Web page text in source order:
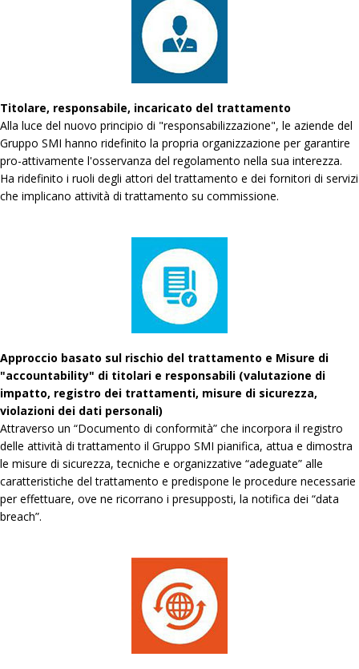
Titolare, responsabile, incaricato del trattamento
Alla luce del nuovo principio di "responsabilizzazione", le aziende del
Gruppo SMI hanno ridefinito la propria organizzazione per garantire
pro-attivamente l'osservanza del regolamento nella sua interezza.
Ha ridefinito i ruoli degli attori del trattamento e dei fornitori di servizi
che implicano attività di trattamento su commissione.
Approccio basato sul rischio del trattamento e Misure di
"accountability" di titolari e responsabili (valutazione di
impatto, registro dei trattamenti, misure di sicurezza,
violazioni dei dati personali)
Attraverso un “Documento di conformità” che incorpora il registro
delle attività di trattamento il Gruppo SMI pianifica, attua e dimostra
le misure di sicurezza, tecniche e organizzative “adeguate” alle
caratteristiche del trattamento e predispone le procedure necessarie
per effettuare, ove ne ricorrano i presupposti, la notifica dei “data
breach”.